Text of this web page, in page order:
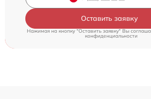
Оставить заявку
Нажимая на кнопку "Оставить заявку" Вы
конфиденциальности